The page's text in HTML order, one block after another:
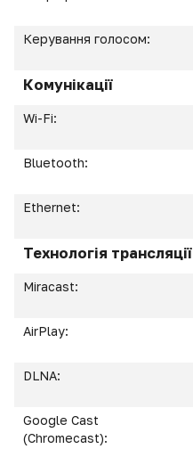
Керування голосом:
Комунікації
Wi-Fi:
Bluetooth:
Ethernet:
Технологія трансляції
Miracast:
AirPlay:
DLNA:
Google Cast
(Chromecast):